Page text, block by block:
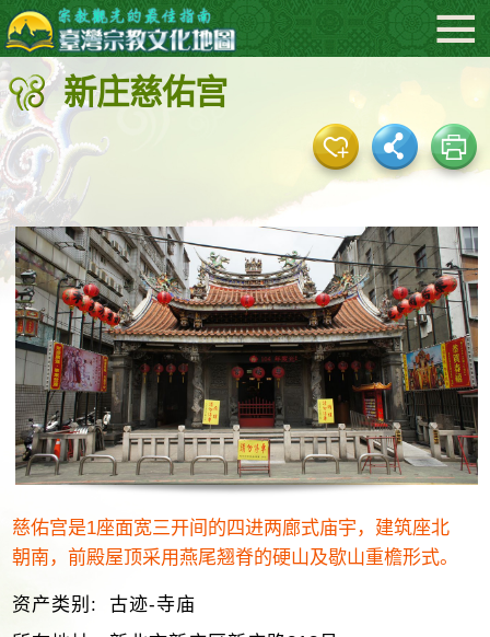
跳
到
主
要
内
容
区
块
:::
新庄慈佑宫
慈佑宫是1座面宽三开间的四进两廊式庙宇，建筑座北
朝南，前殿屋顶采用燕尾翘脊的硬山及歇山重檐形式。
资产类别:
古迹-寺庙